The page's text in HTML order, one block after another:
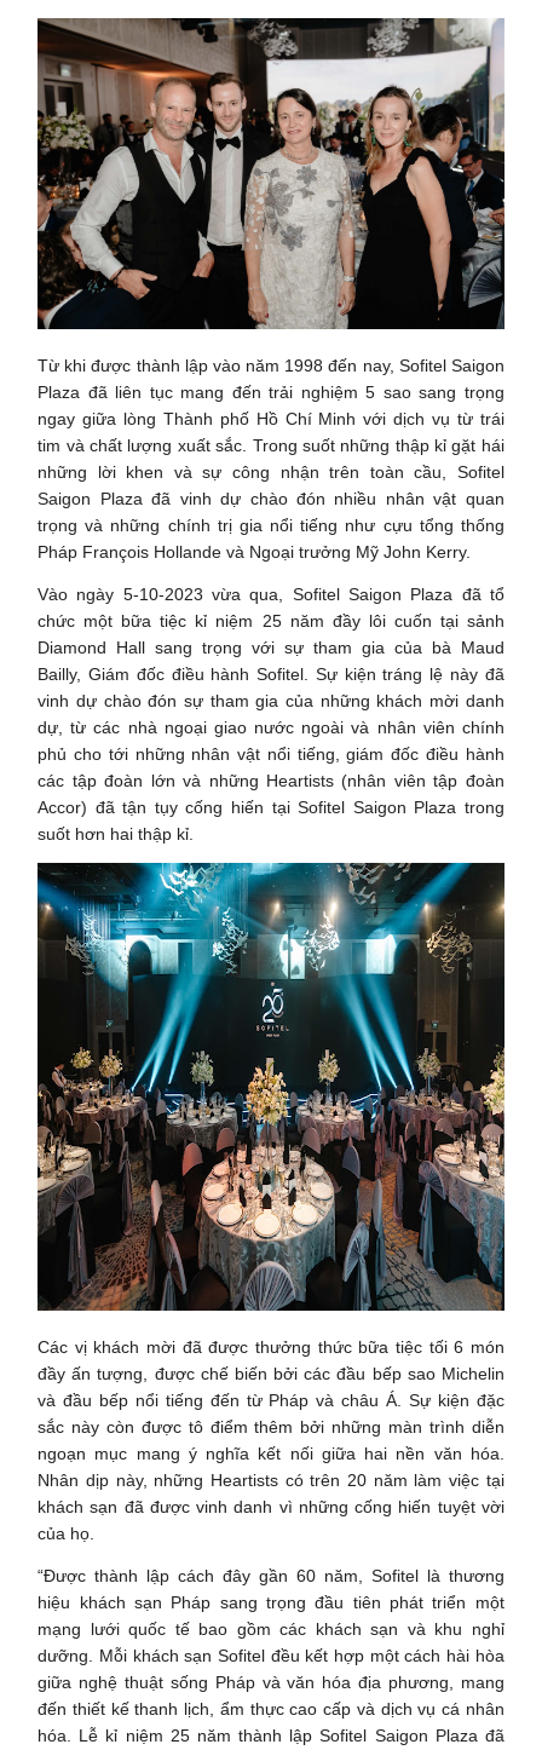
Từ khi được thành lập vào năm 1998 đến nay, Sofitel Saigon
Plaza đã liên tục mang đến trải nghiệm 5 sao sang trọng
ngay giữa lòng Thành phố Hồ Chí Minh với dịch vụ từ trái
tim và chất lượng xuất sắc. Trong suốt những thập kỉ gặt hái
những lời khen và sự công nhận trên toàn cầu, Sofitel
Saigon Plaza đã vinh dự chào đón nhiều nhân vật quan
trọng và những chính trị gia nổi tiếng như cựu tổng thống
Pháp François Hollande và Ngoại trưởng Mỹ John Kerry.
Vào ngày 5-10-2023 vừa qua, Sofitel Saigon Plaza đã tổ
chức một bữa tiệc kỉ niệm 25 năm đầy lôi cuốn tại sảnh
Diamond Hall sang trọng với sự tham gia của bà Maud
Bailly, Giám đốc điều hành Sofitel. Sự kiện tráng lệ này đã
vinh dự chào đón sự tham gia của những khách mời danh
dự, từ các nhà ngoại giao nước ngoài và nhân viên chính
phủ cho tới những nhân vật nổi tiếng, giám đốc điều hành
các tập đoàn lớn và những Heartists (nhân viên tập đoàn
Accor) đã tận tụy cống hiến tại Sofitel Saigon Plaza trong
suốt hơn hai thập kỉ.
Các vị khách mời đã được thưởng thức bữa tiệc tối 6 món
đầy ấn tượng, được chế biến bởi các đầu bếp sao Michelin
và đầu bếp nổi tiếng đến từ Pháp và châu Á. Sự kiện đặc
sắc này còn được tô điểm thêm bởi những màn trình diễn
ngoạn mục mang ý nghĩa kết nối giữa hai nền văn hóa.
Nhân dịp này, những Heartists có trên 20 năm làm việc tại
khách sạn đã được vinh danh vì những cống hiến tuyệt vời
của họ.
“Được thành lập cách đây gần 60 năm, Sofitel là thương
hiệu khách sạn Pháp sang trọng đầu tiên phát triển một
mạng lưới quốc tế bao gồm các khách sạn và khu nghỉ
dưỡng. Mỗi khách sạn Sofitel đều kết hợp một cách hài hòa
giữa nghệ thuật sống Pháp và văn hóa địa phương, mang
đến thiết kế thanh lịch, ẩm thực cao cấp và dịch vụ cá nhân
hóa. Lễ kỉ niệm 25 năm thành lập Sofitel Saigon Plaza đã